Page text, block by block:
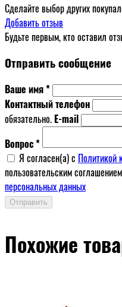
Сделайте выбор других
Добавить отзыв
Будьте первым, кто оставил
Отправить сообщение
Ваше имя *
Контактный телефон
обязательно. E-mail
Вопрос *
Я согласен(a) с Политикой
пользовательским
персональных данных
Отправить
Похожие